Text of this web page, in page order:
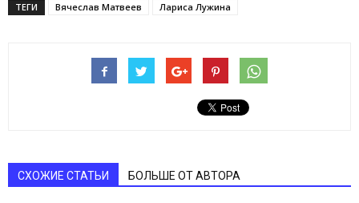
ТЕГИ Вячеслав Матвеев Лариса Лужина
СХОЖИЕ СТАТЬИ БОЛЬШЕ ОТ АВТОРА